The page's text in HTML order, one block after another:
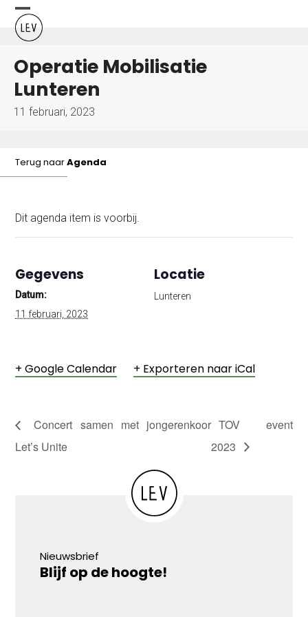
Skip
content
Open
mobile
menu
Close
mobile
menu
Operatie Mobilisatie
Lunteren
11 februari, 2023
Terug naarAgenda
Dit agenda item is voorbij.
+ Google Calendar + Exporteren naar iCal
Gegevens
Datum:
11 februari, 2023
Locatie
Lunteren
Concert samen met jongerenkoor
Let’s Unite
TOV event
2023
Nieuwsbrief
Blijf op de hoogte!